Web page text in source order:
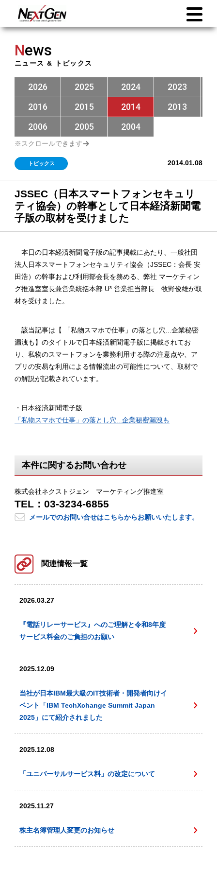
News
ニュース & トピックス
2026 2025 2024 2023
2016
2015 2014 2013
2006
2005 2004
トピックス 2014.01.08
JSSEC（日本スマートフォンセキュリ
ティ協会）の幹事として日本経済新聞電
子版の取材を受けました
本日の日本経済新聞電子版の記事掲載にあたり、一般社団
法人日本スマートフォンセキュリティ協会（JSSEC：会長 安
田浩）の幹事および利用部会長を務める、弊社 マーケティン
グ推進室室長兼営業統括本部 U³ 営業担当部長 牧野俊雄が取
材を受けました。
該当記事は【 「私物スマホで仕事」の落とし穴...企業秘密
漏洩も】のタイトルで日本経済新聞電子版に掲載されてお
り、私物のスマートフォンを業務利用する際の注意点や、ア
プリの安易な利用による情報流出の可能性について、取材で
の解説が記載されています。
・日本経済新聞電子版
「私物スマホで仕事」の落とし穴...企業秘密漏洩も
本件に関するお問い合わせ
株式会社ネクストジェン マーケティング推進室
TEL：03-3234-6855
メールでのお問い合せはこちらからお願いいたします。
関連情報一覧
2026.03.27
『電話リレーサービス』へのご理解と令和8年度
サービス料金のご負担のお願い
2025.12.09
当社が日本IBM最大級のIT技術者・開発者向けイ
ベント「IBM TechXchange Summit Japan
2025」にて紹介されました
2025.12.08
「ユニバーサルサービス料」の改定について
2025.11.27
株主名簿管理人変更のお知らせ